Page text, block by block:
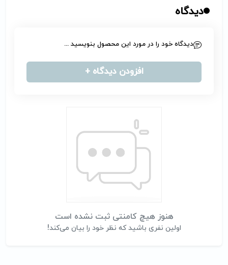
دیدگاه
هنوز هیچ کامنتی ثبت نشده است
اولین نفری باشید که نظر خود را بیان می‌کند!
دیدگاه خود را در مورد این محصول بنویسید ...
افزودن دیدگاه +